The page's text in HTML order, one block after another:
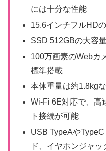
には十分な性能
15.6インチフルHD
SSD 512GBの大容
100万画素のWebカ
標準搭載
本体重量は約1.8kg
Wi-Fi 6E対応で、高
ト接続が可能
USB TypeAや
ド、イヤホンジャ